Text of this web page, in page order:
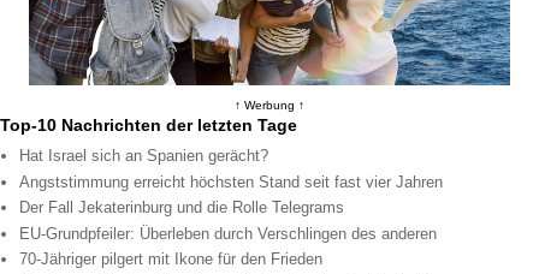
↑ Werbung ↑
Top-10 Nachrichten der letzten Tage
Hat Israel sich an Spanien gerächt?
Angststimmung erreicht höchsten Stand seit fast vier Jahren
Der Fall Jekaterinburg und die Rolle Telegrams
EU-Grundpfeiler: Überleben durch Verschlingen des anderen
70-Jähriger pilgert mit Ikone für den Frieden